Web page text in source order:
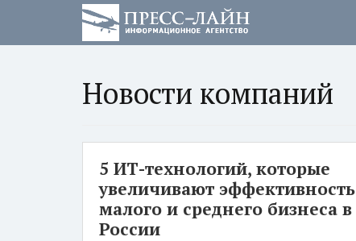
Новости компаний
5 ИТ-технологий, которые
увеличивают эффективность
малого и среднего бизнеса в
России